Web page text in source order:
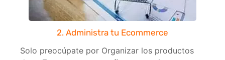
2. Administra tu Ecommerce
Solo preocúpate por Organizar los productos